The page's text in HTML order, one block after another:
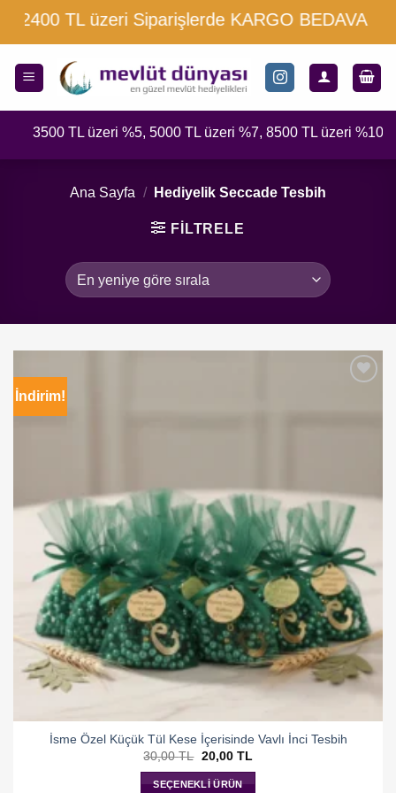
İçeriğeTL üzeri Siparişlerde KARGO BEDAVA
TL üzeri %5, 5000 TL üzeri %7, 8500 TL üzeri %10 indirim
Ana Sayfa / Hediyelik Seccade Tesbih
FILTRELE
İndirim!
İsme Özel Küçük Tül Kese İçerisinde Vavlı İnci Tesbih
30,00TL Orijinal
30,00 TL.
20,00 TL
SEÇENEKLI ÜRÜN